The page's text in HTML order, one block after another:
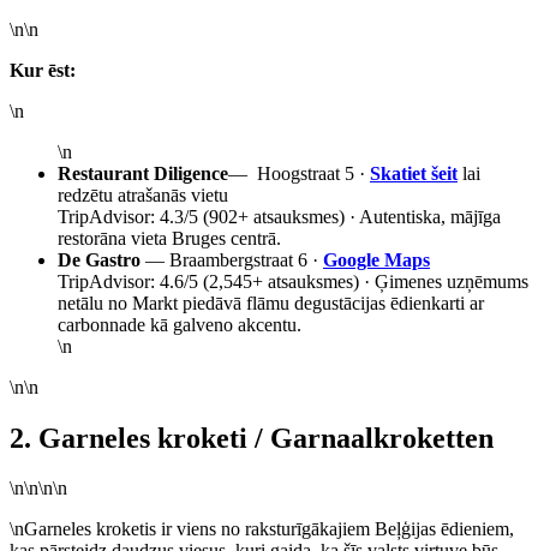
\n\n
Kur ēst:
\n
\n
Restaurant Diligence— Hoogstraat 5 · Skatiet šeit lai
redzētu atrašanās vietu
TripAdvisor: 4.3/5 (902+ atsauksmes) · Autentiska, mājīga
restorāna vieta Bruges centrā.
De Gastro — Braambergstraat 6 · Google Maps
TripAdvisor: 4.6/5 (2,545+ atsauksmes) · Ģimenes uzņēmums
netālu no Markt piedāvā flāmu degustācijas ēdienkarti ar
carbonnade kā galveno akcentu.
\n
\n\n
2. Garneles kroketi / Garnaalkroketten
\n\n\n\n
\nGarneles kroketis ir viens no raksturīgākajiem Beļģijas ēdieniem,